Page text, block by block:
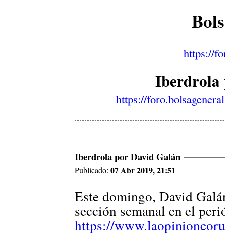
https://
Iberdrola
https://
Iberdrola por David Galán
Publicado:07 Abr 2019, 21:51
Este domingo, David
sección semanal en el
https://